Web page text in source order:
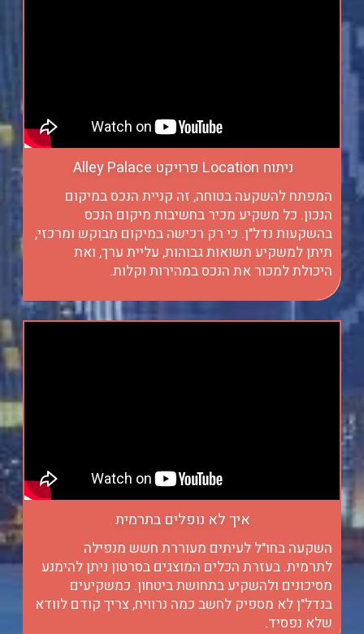
ניתוח Location פרויקט Alley Palace
המפתח להשקעה בטוחה, זה קניית הנכס במיקום
הנכון. כל משקיע מכיר בחשיבות מיקום הנכס
בהשקעות נדל"ן. כי רק רכישה במיקום מבוקש ומרכזי,
תיתן למשקיע תשואות גבוהות, עליית ערך, ואת
היכולת למכור את הנכס במהירות וקלות.
איך לא נופלים בתרמית
השקעה בחו"ל לעיתים מעוררת חשש מנפילה
לתרמית. בעזרת הכלים המוצגים בסרטון ניתן להימנע
מסיכונים ולהשקיע בתחושת ביטחון. כמשקיעים
בנדל"ן לא מספיק לחשב כמה נרוויח, צריך קודם לוודא
שלא נפסיד.